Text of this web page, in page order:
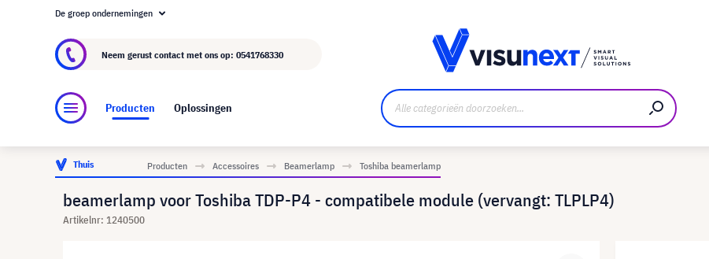
Over visunext.nl
De groep ondernemingen
Neem gerust contact met ons op: 0541768330
Producten Oplossingen
Thuis Producten Accessoires Beamerlamp Toshiba beamerlamp
beamerlamp voor Toshiba TDP-P4 - compatibele module (vervangt: TLPLP4)
Artikelnr: 1240500